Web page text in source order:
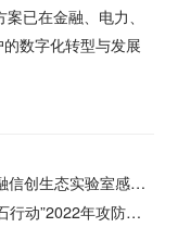
已在金融、电力、
数字化转型与发展
生态实验室感谢信
攻防演练优秀红方单位